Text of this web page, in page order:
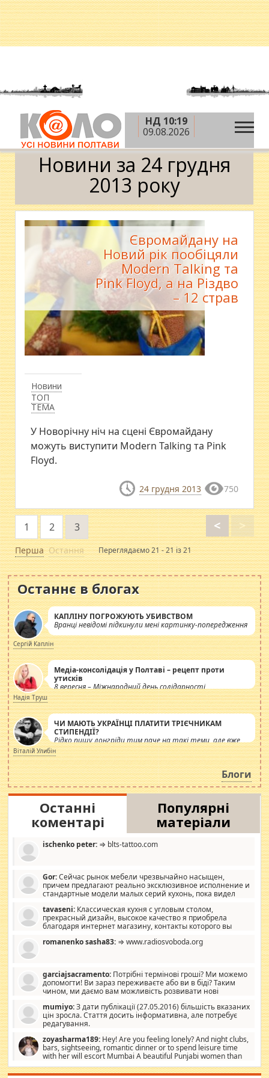
НД 10:19
09.08.2026
Головна » 2013 рік » грудень » 24 грудня
Календар
Новини за 24 грудня
2013 року
Новини
ТОП
ТЕМА
Євромайдану на
Новий рік пообіцяли
Modern Talking та
Pink Floyd, а на Різдво
– 12 страв
У Новорічну ніч на сцені Євромайдану
можуть виступити Modern Talking та Pink
Floyd.
24 грудня 2013 750
Перша
<
1 2 3 >
Остання Переглядаємо 21 - 21 із 21
Останнє в блогах
КАПЛІНУ ПОГРОЖУЮТЬ УБИВСТВОМ
Вранці невідомі підкинули мені картинку-попередження
Сергій Каплін
Медіа-консолідація у Полтаві – рецепт проти
утисків
8 вересня – Міжнародний день солідарності
журналістів.
Надія Труш
ЧИ МАЮТЬ УКРАЇНЦІ ПЛАТИТИ ТРІЄЧНИКАМ
СТИПЕНДІЇ?
Рідко пишу лонгріди тим паче на такі теми, але вже
просто дістало! Обурюють сьогоднішні інсенуації
навколо стипендіального питання. Штучно
роздувається ще одна соціальна катастрофа.
Віталій Улибін
Блоги
Останні
коментарі
Популярні
матеріали
ischenko peter: ⇒ blts-tattoo.com
Gor:Сейчас рынок мебели чрезвычайно насыщен,
причем предлагают реально эксклюзивное исполнение и
стандартные модели малых серий кухонь, пока видел
стандартные формы, в MebelOk, креативненько и что главное -
со вкусом все в порядке, без ненужных наворотов удорожающих
мебель, а это не последний фактор.
tavaseni: Классическая кухня с угловым столом,
прекрасный дизайн, высокое качество я приобрела
благодаря интернет магазину, контакты которого вы
romanenko sasha83: ⇒ www.radiosvoboda.org
garciajsacramento: Потрібні термінові гроші? Ми можемо
допомогти! Ви зараз переживаєте або ви в біді? Таким
чином, ми даємо вам можливість розвивати нові
допомагати людям, які намагаються дати їм шанс. Кожен
заслуговує на другий шанс, і, оскільки влада не зможе, вони
повинні приймати від інших. Для нас нема багато суми, і зрілість
витрат, а тільки узгоджених сум і нічого іншого. Не чекайте і не
коментуйте цей пост. Введіть суму, яку ви хочете подати, і ми
зв'яжемося з вами з усіма варіантами. зв'яжіться з нами
сьогодні на garciajsacramento@gmail.com Вам потрібні термінові
гроші? Ми можемо допомогти!
mumiyo:З дати публікації (27.05.2016) більшість вказаних
цін зросла. Стаття досить інформативна, але потребує
редагування.
zoyasharma189: Hey! Are you feeling lonely? And night clubs,
bars, sightseeing, romantic dinner or to spend leisure time
with her will escort Mumbai A beautiful Punjabi women than
sexy escort companion in arms that you guys feel like 5 star luxury
hotel had to spend the night in their search for loved solitaire free